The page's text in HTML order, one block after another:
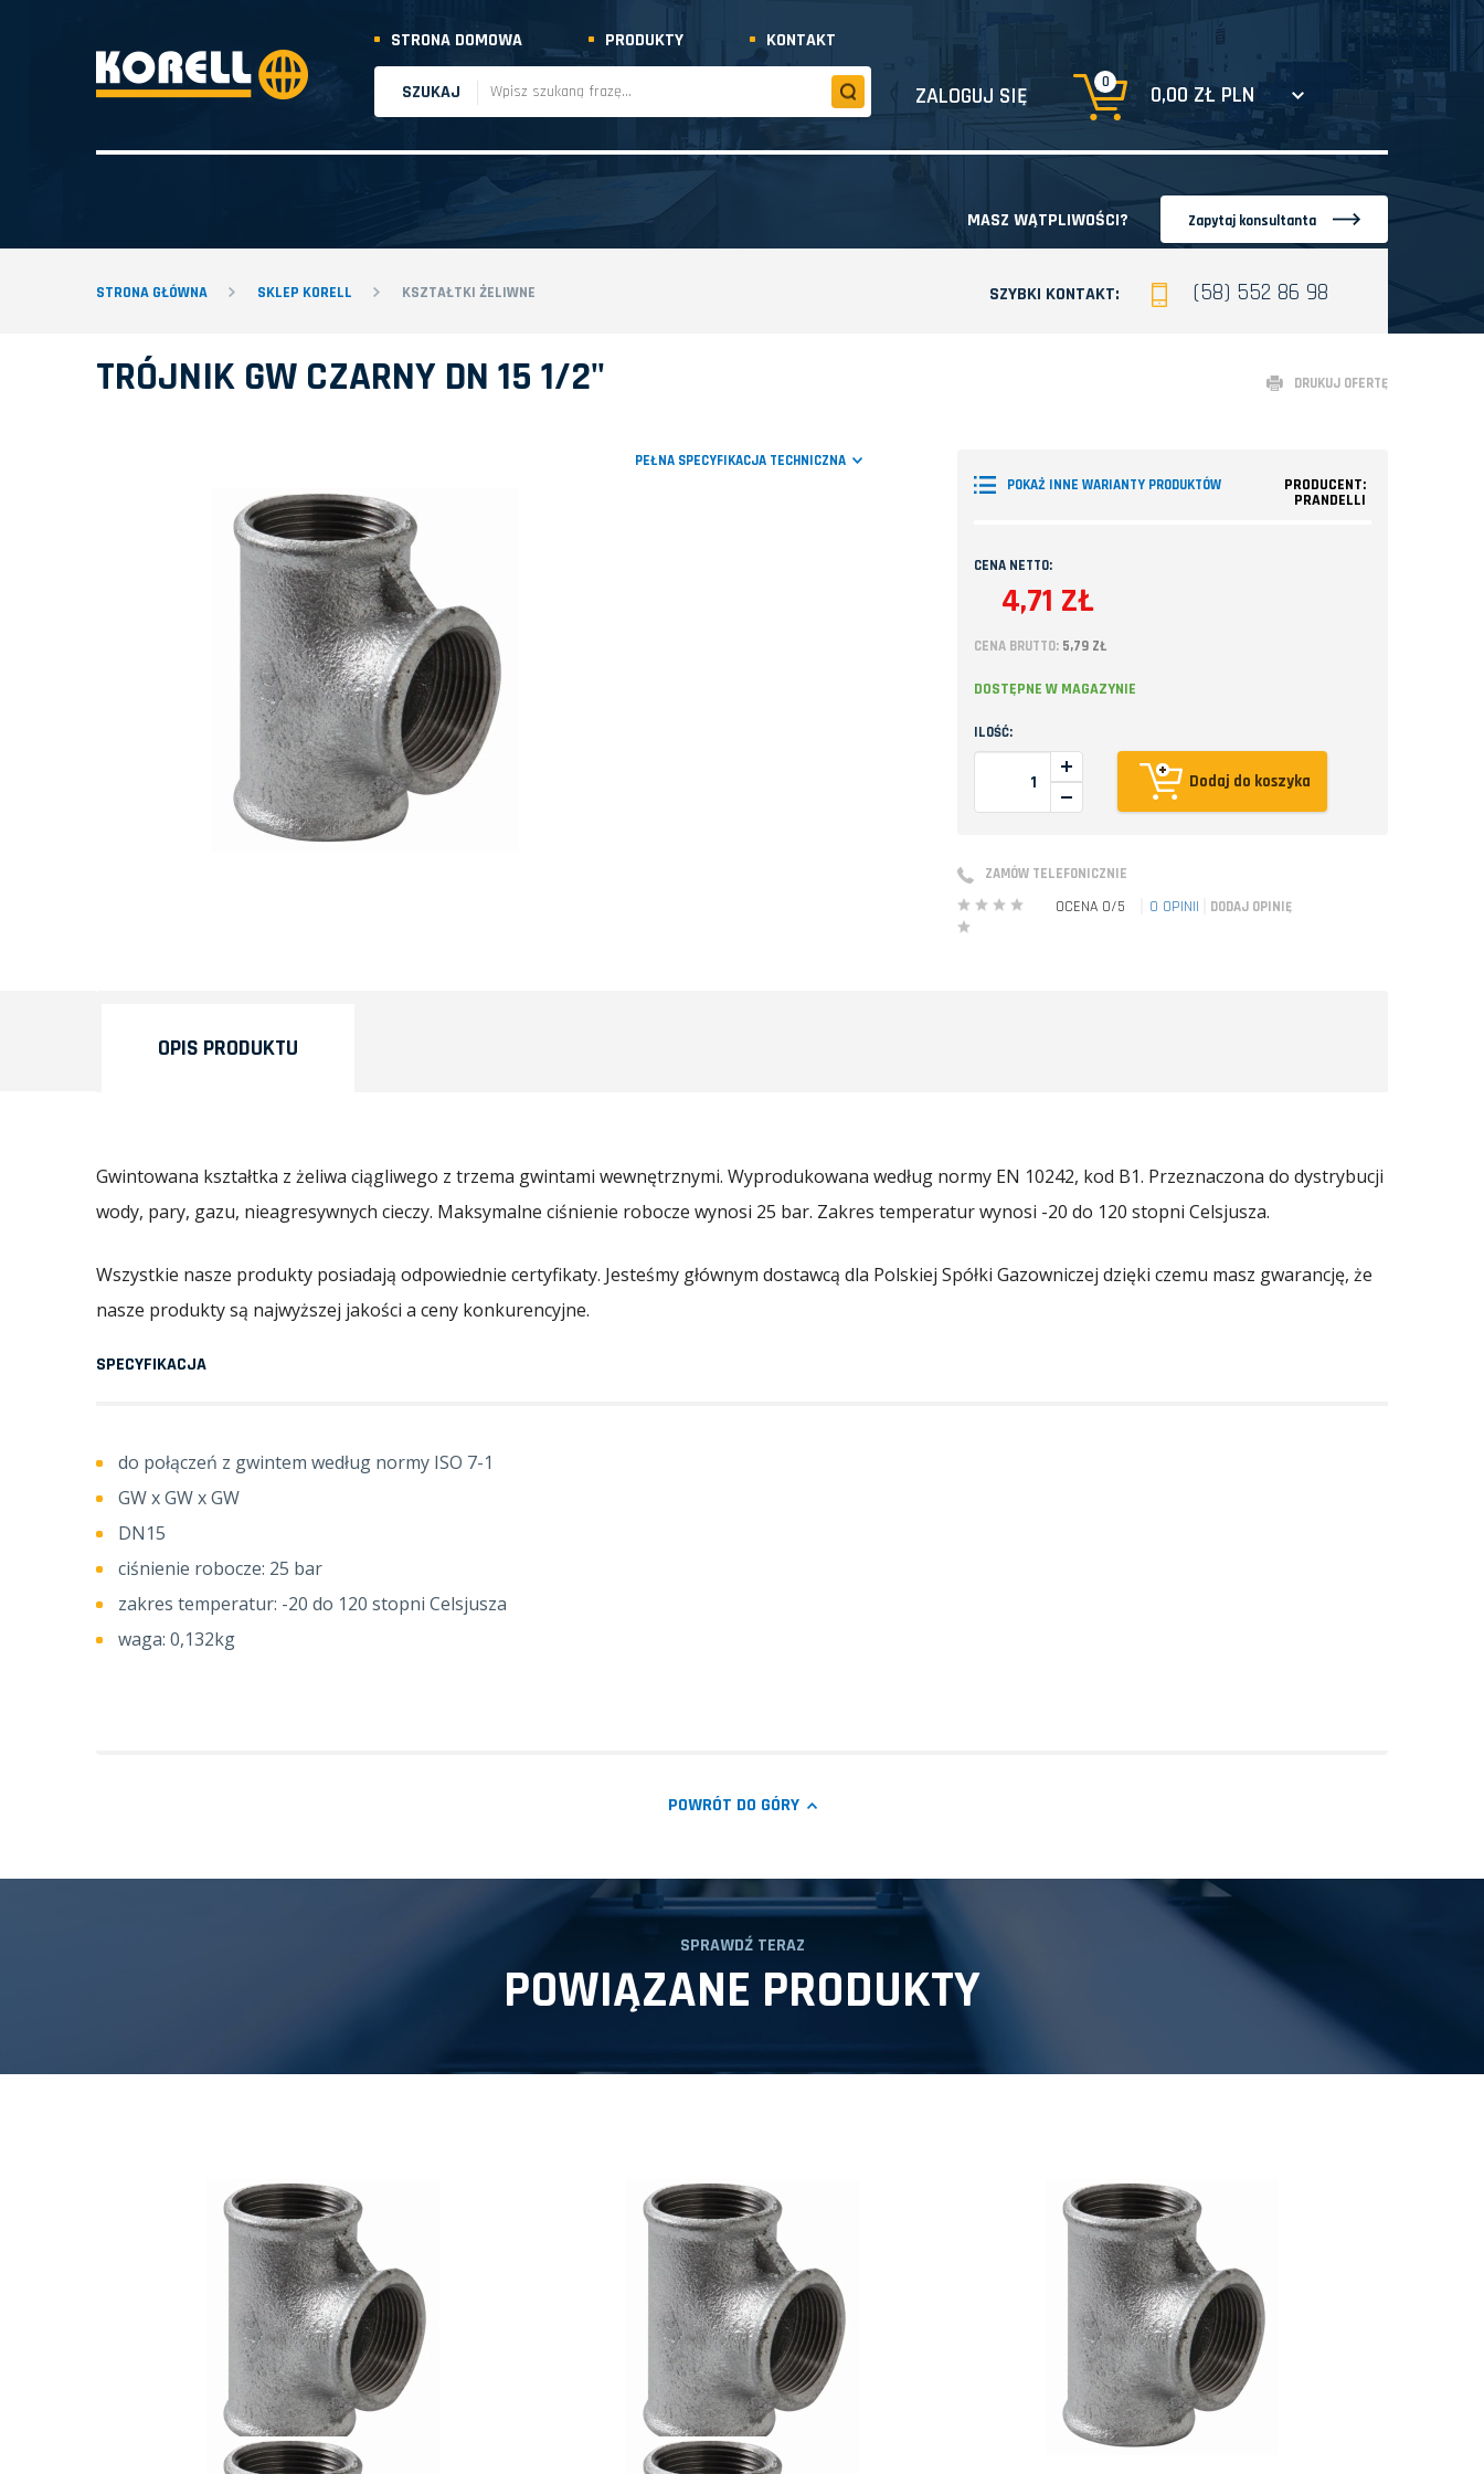
STRONA DOMOWA PRODUKTY KONTAKT
SZUKAJ ZALOGUJ SIĘ 0 0,00 ZŁ PLN
MASZ WĄTPLIWOŚCI? Zapytaj konsultanta
STRONA GŁÓWNA SKLEP KORELL KSZTAŁTKI ŻELIWNE SZYBKI KONTAKT: (58) 552 86 98
TRÓJNIK GW CZARNY DN 15 1/2" DRUKUJ OFERTĘ
PEŁNA SPECYFIKACJA TECHNICZNA
POKAŻ INNE WARIANTY PRODUKTÓW
PRODUCENT:
PRANDELLI
CENA NETTO:
4,71 ZŁ
CENA BRUTTO: 5,79 ZŁ
DOSTĘPNE W MAGAZYNIE
ILOŚĆ:
Dodaj do koszyka
ZAMÓW TELEFONICZNIE
OCENA 0/5 0 OPINII DODAJ OPINIĘ
OPIS PRODUKTU
Gwintowana kształtka z żeliwa ciągliwego z trzema gwintami wewnętrznymi. Wyprodukowana według normy EN 10242, kod B1. Przeznaczona do dystrybucji
wody, pary, gazu, nieagresywnych cieczy. Maksymalne ciśnienie robocze wynosi 25 bar. Zakres temperatur wynosi -20 do 120 stopni Celsjusza.
Wszystkie nasze produkty posiadają odpowiednie certyfikaty. Jesteśmy głównym dostawcą dla Polskiej Spółki Gazowniczej dzięki czemu masz gwarancję, że
nasze produkty są najwyższej jakości a ceny konkurencyjne.
SPECYFIKACJA
do połączeń z gwintem według normy ISO 7-1
GW x GW x GW
DN15
ciśnienie robocze: 25 bar
zakres temperatur: -20 do 120 stopni Celsjusza
waga: 0,132kg
POWRÓT DO GÓRY
SPRAWDŹ TERAZ
POWIĄZANE PRODUKTY